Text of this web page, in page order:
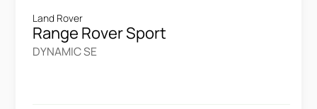
Land Rover
Range Rover Sport
DYNAMIC SE